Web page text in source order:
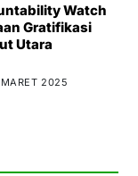
Watch
Gratifikasi
Utara
MARET 2025